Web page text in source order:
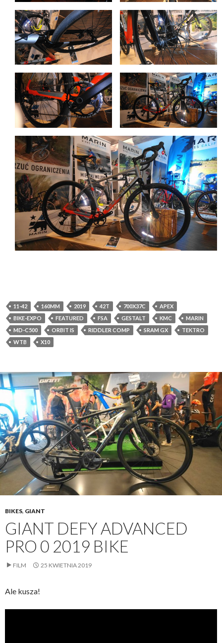
11-42 160MM 2019 42T 700X37C
APEX
BIKE-EXPO
FEATURED FSA GESTALT KMC
MARIN
MD-C500
ORBIT IS RIDDLER COMP SRAM GX
TEKTRO
WTB
X10
BIKES, GIANT
GIANT DEFY ADVANCED
PRO 0 2019 BIKE
FILM 25 KWIETNIA 2019
Ale kusza!